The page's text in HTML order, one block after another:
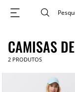
CAMISAS
2 PRODUTOS